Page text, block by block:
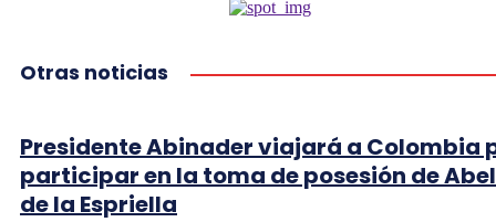
Otras noticias
Presidente Abinader viajará a Colombia
participar en la toma de posesión de
de la Espriella